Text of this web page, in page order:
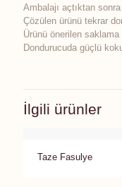
Ambalajı açtıktan
Çözülen ürünü tekrar
Ürünü önerilen
Dondurucuda güçlü
İlgili ürünler
Taze Fasulye